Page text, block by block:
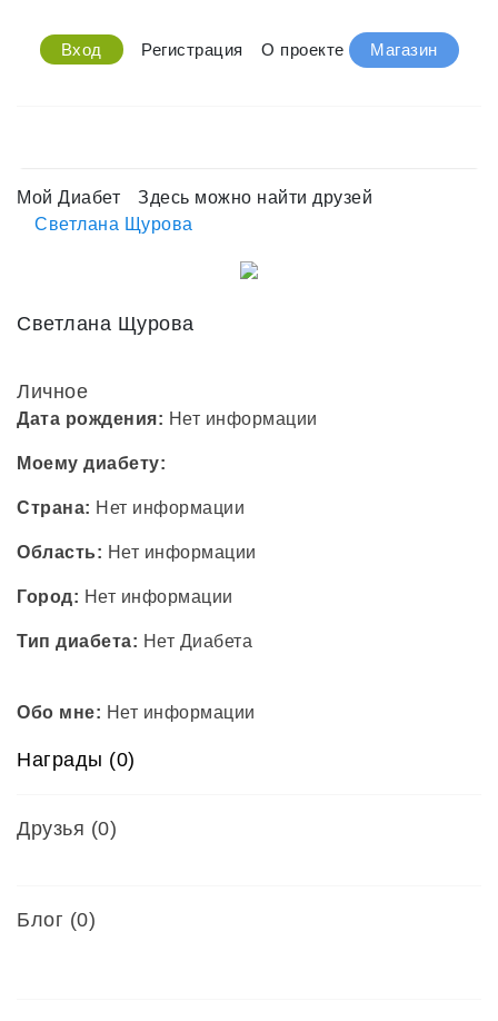
Вход Регистрация О проекте Магазин
Мой Диабет
Здесь можно найти друзей
Светлана Щурова
Светлана Щурова
Личное
Дата рождения: Нет информации
Моему диабету:
Страна: Нет информации
Область: Нет информации
Город: Нет информации
Тип диабета: Нет Диабета
Обо мне: Нет информации
Награды (0)
Друзья (0)
Блог (0)